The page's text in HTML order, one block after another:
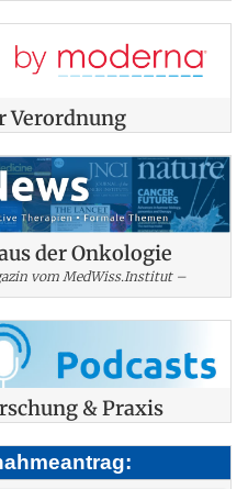
Verordnung
der Onkologie
vom MedWiss.Institut –
& Praxis